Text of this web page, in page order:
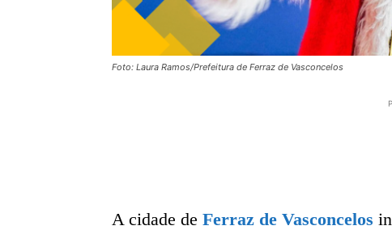
Foto: Laura Ramos/Prefeitura de Ferraz de Vasconcelos
A cidade de Ferraz de Vasconcelos